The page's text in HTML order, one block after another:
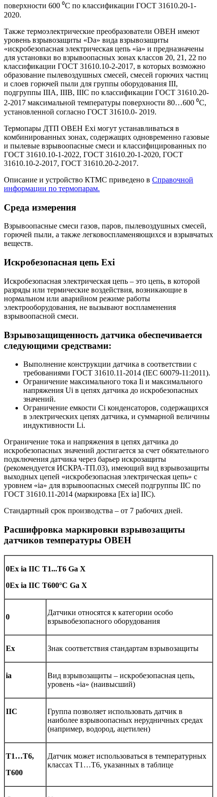
поверхности 600 ⁰C по классификации ГОСТ 31610.20-1-
2020.
Также термоэлектрические преобразователи ОВЕН имеют
уровень взрывозащиты «Da» вида взрывозащиты
«искробезопасная электрическая цепь «ia» и предназначены
для установки во взрывоопасных зонах классов 20, 21, 22 по
классификации ГОСТ 31610.10-2-2017, в которых возможно
образование пылевоздушных смесей, смесей горючих частиц
и слоев горючей пыли для группы оборудования III,
подгруппы IIIA, IIIB, IIIC по классификации ГОСТ 31610.20-
2-2017 максимальной температуры поверхности 80…600 ⁰C,
установленной согласно ГОСТ 31610.0- 2019.
Термопары ДТП ОВЕН Exi могут устанавливаться в
комбинированных зонах, содержащих одновременно газовые
и пылевые взрывоопасные смеси и классифицированных по
ГОСТ 31610.10-1-2022, ГОСТ 31610.20-1-2020, ГОСТ
31610.10-2-2017, ГОСТ 31610.20-2-2017.
Описание и устройство КТМС приведено в Справочной
информации по термопарам.
Среда измерения
Взрывоопасные смеси газов, паров, пылевоздушных смесей,
горючей пыли, а также легковоспламеняющихся и взрывчатых
веществ.
Искробезопасная цепь Exi
Искробезопасная электрическая цепь – это цепь, в которой
разряды или термические воздействия, возникающие в
нормальном или аварийном режиме работы
электрооборудования, не вызывают воспламенения
взрывоопасной смеси.
Взрывозащищенность датчика обеспечивается
следующими средствами:
Выполнение конструкции датчика в соответствии с
требованиями ГОСТ 31610.11-2014 (IEC 60079-11:2011).
Ограничение максимального тока Ii и максимального
напряжения Ui в цепях датчика до искробезопасных
значений.
Ограничение емкости Ci конденсаторов, содержащихся
в электрических цепях датчика, и суммарной величины
индуктивности Li.
Ограничение тока и напряжения в цепях датчика до
искробезопасных значений достигается за счет обязательного
подключения датчика через барьер искрозащиты
(рекомендуется ИСКРА-ТП.03), имеющий вид взрывозащиты
выходных цепей «искробезопасная электрическая цепь» с
уровнем «ia» для взрывоопасных смесей подгруппы IIC по
ГОСТ 31610.11-2014 (маркировка [Ex ia] IIC).
Стандартный срок производства – от 7 рабочих дней.
Расшифровка маркировки взрывозащиты
датчиков температуры ОВЕН
0Ех ia IIC T1...Т6 Ga Х
0Ex ia IIC T600°C Ga X
0
Датчики относятся к категории особо
взрывобезопасного оборудования
Ех Знак соответствия стандартам взрывозащиты
ia
Вид взрывозащиты – искробезопасная цепь,
уровень «ia» (наивысший)
IIC
Группа позволяет использовать датчик в
наиболее взрывоопасных нерудничных средах
(например, водород, ацетилен)
Т1…Т6,
Т600
Датчик может использоваться в температурных
классах Т1…Т6, указанных в таблице